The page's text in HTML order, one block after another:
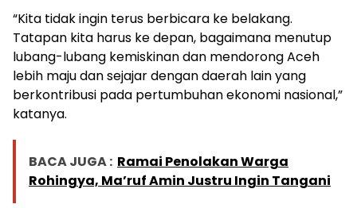
“Kita tidak ingin terus berbicara ke belakang.
Tatapan kita harus ke depan, bagaimana menutup
lubang-lubang kemiskinan dan mendorong Aceh
lebih maju dan sejajar dengan daerah lain yang
berkontribusi pada pertumbuhan ekonomi nasional,”
katanya.
BACA JUGA : Ramai Penolakan Warga
Rohingya, Ma’ruf Amin Justru Ingin Tangani